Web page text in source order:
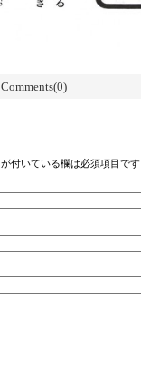
Comments(0)
が付いている欄は必須項目です